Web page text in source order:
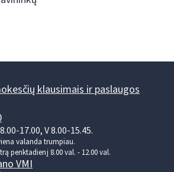
klausimais ir paslaugos
17.00, V 8.00-15.45.
valanda trumpiau.
penktadienį 8.00 val. - 12.00 val.
VMI